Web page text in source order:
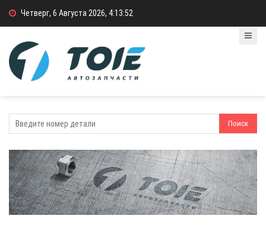
Четверг, 6 Августа 2026, 4:13:52